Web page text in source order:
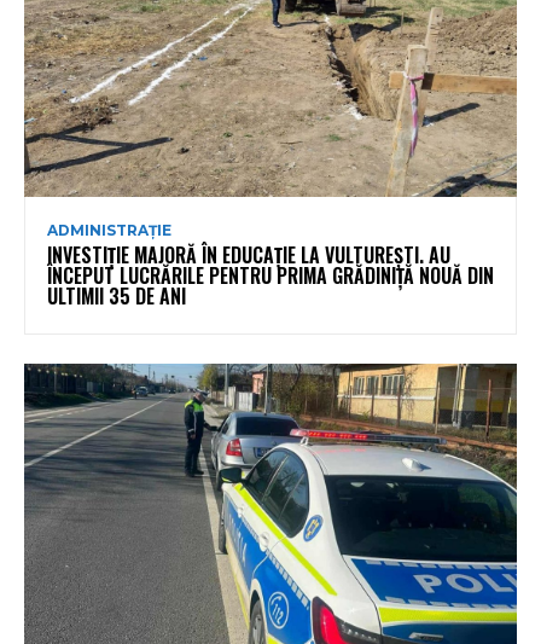
ADMINISTRAȚIE
INVESTIȚIE MAJORĂ ÎN EDUCAȚIE LA VULTUREȘTI. AU
ÎNCEPUT LUCRĂRILE PENTRU PRIMA GRĂDINIȚĂ NOUĂ DIN
ULTIMII 35 DE ANI